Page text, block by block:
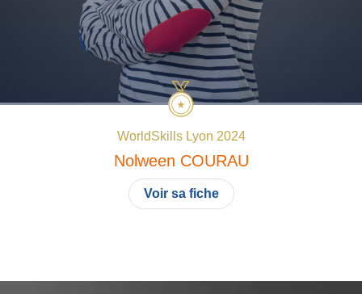
WorldSkills Lyon 2024
Nolween COURAU
Voir sa fiche